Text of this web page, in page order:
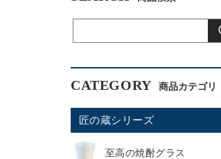
CATEGORY
匠の蔵シリーズ
至高の焼酎グラス